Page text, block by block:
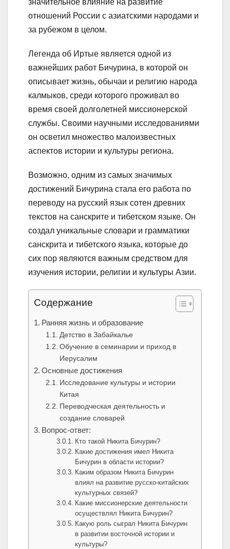
значительное влияние на развитие
отношений России с азиатскими народами и
за рубежом в целом.
Легенда об Иртые является одной из
важнейших работ Бичурина, в которой он
описывает жизнь, обычаи и религию народа
калмыков, среди которого проживал во
время своей долголетней миссионерской
службы. Своими научными исследованиями
он осветил множество малоизвестных
аспектов истории и культуры региона.
Возможно, одним из самых значимых
достижений Бичурина стала его работа по
переводу на русский язык сотен древних
текстов на санскрите и тибетском языке. Он
создал уникальные словари и грамматики
санскрита и тибетского языка, которые до
сих пор являются важным средством для
изучения истории, религии и культуры Азии.
Содержание
Ранняя жизнь и образование
Детство в Забайкалье
Обучение в семинарии и приход в
Иерусалим
Основные достижения
Исследование культуры и истории
Китая
Переводческая деятельность и
создание словарей
Вопрос-ответ:
Кто такой Никита Бичурин?
Какие достижения имел Никита
Бичурин в области истории?
Каким образом Никита Бичурин
влиял на развитие русско-китайских
культурных связей?
Какие миссионерские деятельности
осуществлял Никита Бичурин?
Какую роль сыграл Никита Бичурин
в развитии восточной истории и
культуры?